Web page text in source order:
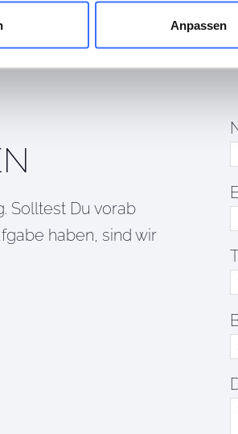
Anpassen
Solltest Du vorab
haben, sind wir